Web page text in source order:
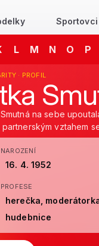
Sportovci
L M N O P
· PROFIL
na sebe
partnerským vztahem
NAROZENÍ
16. 4. 1952
PROFESE
herečka,
hudebnice